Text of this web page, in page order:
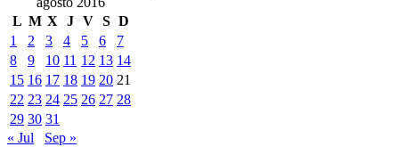
L M X J V S D
1
2 3 4 5 6
7
8
9 10 11 12 13 14
15 16 17 18 19 20 21
22 23 24 25 26 27 28
29 30 31
« Jul
Sep »